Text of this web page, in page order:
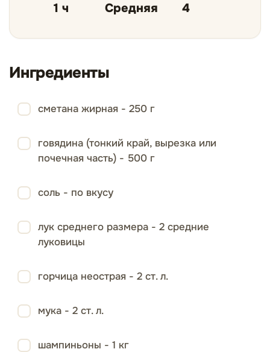
1 ч Средняя 4
Ингредиенты
сметана жирная - 250 г
говядина (тонкий край, вырезка или
почечная часть) - 500 г
соль - по вкусу
лук среднего размера - 2 средние
луковицы
горчица неострая - 2 ст. л.
мука - 2 ст. л.
шампиньоны - 1 кг